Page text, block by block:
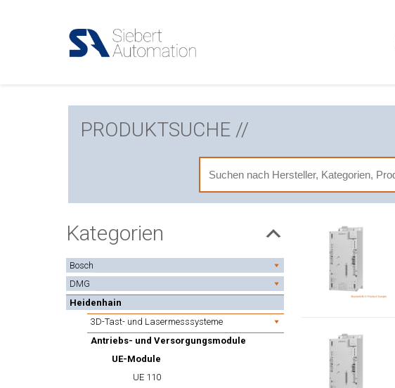
PRODUKTSUCHE //
Kategorien
Bosch
DMG
Heidenhain
3D-Tast- und Lasermesssysteme
Antriebs- und Versorgungsmodule
UE-Module
UE 110